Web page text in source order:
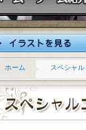
ホーム スペシャ